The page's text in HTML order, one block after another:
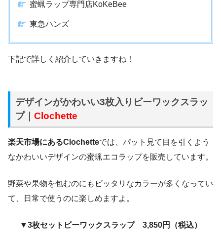
蜜蝋ラップ専門店KoKeBee
東急ハンズ
下記で詳しく紹介していきますね！
デザインがかわいい3枚入りビーワックスラッ
プ｜ Clochette
楽天市場にあるClochetteでは、パット見て目を引くよう
なかわいいデザインの蜜蝋エコラップを販売しています。
野菜や果物を包むのにもピッタリなカラーが多くなってい
て、日常で使うのに楽しめますよ。
▼3枚セットビーワックスラップ 3,850円（税込）